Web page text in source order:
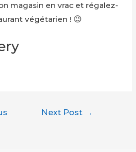
magasin en vrac et régalez-
végétarien ! 😉
Next Post →